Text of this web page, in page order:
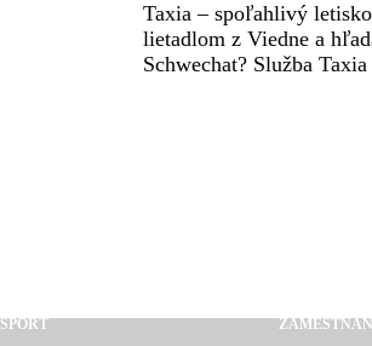
Taxia – spoľahlivý
lietadlom z Viedne a
Schwechat? Služba
ŠPORT